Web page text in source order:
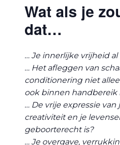
Wat als je
dat…
… Je innerlijke vrijheid
… Het afleggen van
conditionering niet
ook binnen handbereik
… De vrije expressie
creativiteit en je
geboorterecht is?
… Je overgave,